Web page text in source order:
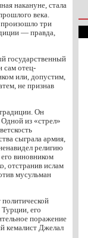
накануне, стала
века.
три
— правда,
государственный
сам отец-
или, допустим,
не признав
Он
из «стрел»
сыграла армия,
религию
виновником
отстранив ислам
мусульман
политической
его
поражение
кемалист Джелал